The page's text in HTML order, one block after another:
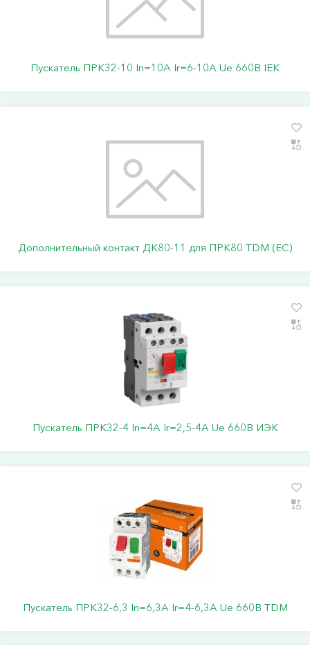
Пускатель ПРК32-10 In=10A Ir=6-10A Ue 660В IEK
Дополнительный контакт ДК80-11 для ПРК80 TDM (ЕС)
Пускатель ПРК32-4 In=4A Ir=2,5-4A Ue 660В ИЭК
Пускатель ПРК32-6,3 In=6,3A Ir=4-6,3А Ue 660В TDM